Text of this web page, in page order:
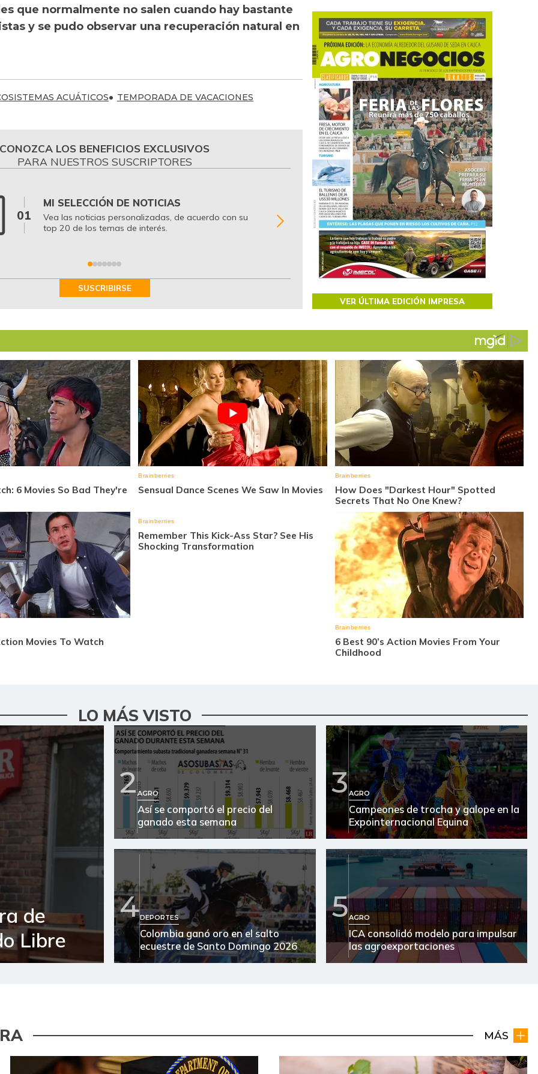
que normalmente no salen cuando hay bastante
y se pudo observar una recuperación natural en
ACUÁTICOS TEMPORADA DE VACACIONES
CONOZCA LOS BENEFICIOS EXCLUSIVOS
PARA NUESTROS SUSCRIPTORES
01
MI SELECCIÓN DE NOTICIAS
Vea las noticias personalizadas, de acuerdo con su
top 20 de los temas de interés.
02
BITÁCORA EMPRESARIAL 10.000 LR
Recopilación clasificada por sectores
regiones del comportamiento general y
de las 10.000 primeras empresas en ventas
Colombia.
SUSCRIBIRSE
VER ÚLTIMA EDICIÓN IMPRESA
LO MÁS VISTO
de
Libre
2AGRO
Así se comportó el precio del
ganado esta semana
3AGRO
Campeones de trocha y galope en la
Expointernacional Equina
4DEPORTES
Colombia ganó oro en el salto
ecuestre de Santo Domingo 2026
5AGRO
ICA consolidó modelo para impulsar
las agroexportaciones
MÁS